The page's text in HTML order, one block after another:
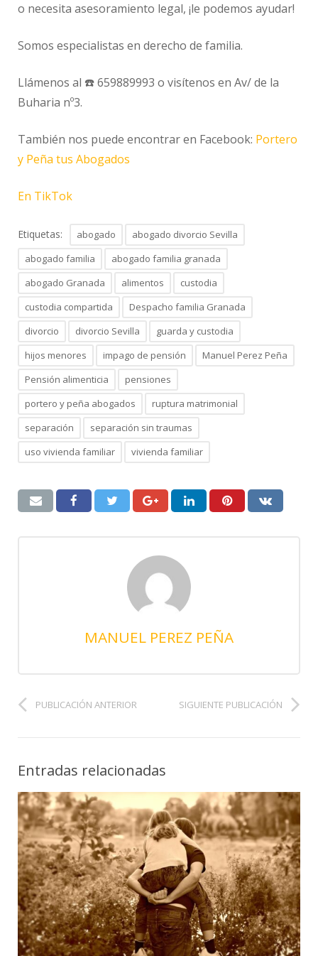
o necesita asesoramiento legal, ¡le podemos ayudar!
Somos especialistas en derecho de familia.
Llámenos al ☎️ 659889993 o visítenos en Av/ de la
Buharia nº3.
También nos puede encontrar en Facebook: Portero
y Peña tus Abogados
En TikTok
Etiquetas: abogado
abogado divorcio Sevilla
abogado familia
abogado familia granada
abogado Granada
alimentos
custodia
custodia compartida
Despacho familia Granada
divorcio
divorcio Sevilla
guarda y custodia
hijos menores
impago de pensión
Manuel Perez Peña
Pensión alimenticia
pensiones
portero y peña abogados
ruptura matrimonial
separación
separación sin traumas
uso vivienda familiar
vivienda familiar
MANUEL PEREZ PEÑA
PUBLICACIÓN ANTERIOR SIGUIENTE PUBLICACIÓN
Entradas relacionadas